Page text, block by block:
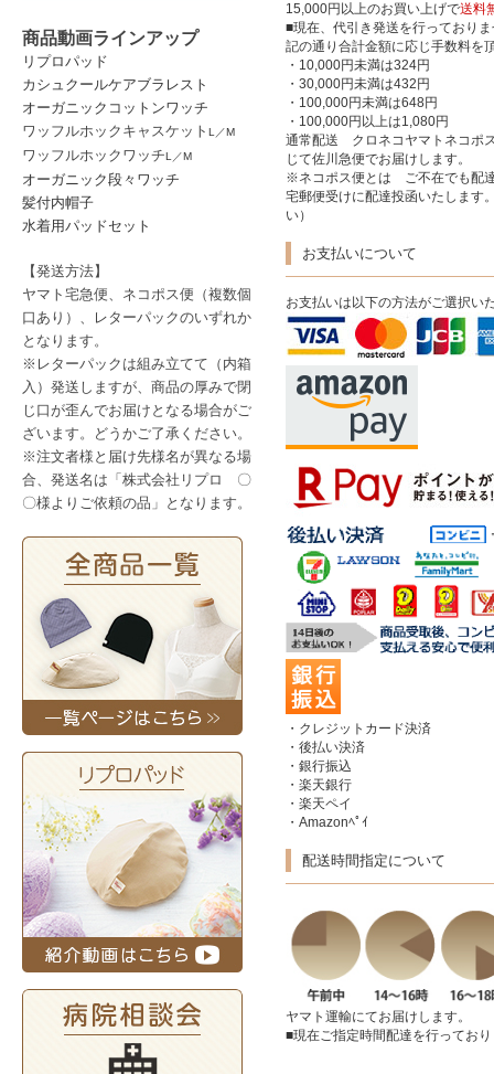
15,000円以上のお買い上げで送料
■現在、代引き発送を行っており
記の通り合計金額に応じ手数料を
・10,000円未満は324円
・30,000円未満は432円
・100,000円未満は648円
・100,000円以上は1,080円
通常配送 クロネコヤマトネコポ
じて佐川急便でお届けします。
※ネコポス便とは ご不在でも配
宅郵便受けに配達投函いたします
い）
お支払いについて
お支払いは以下の方法がご選択い
・クレジットカード決済
・後払い決済
・銀行振込
・楽天銀行
・楽天ペイ
・Amazonﾍﾟｲ
配送時間指定について
ヤマト運輸にてお届けします。
■現在ご指定時間配達を行ってお
商品動画ラインアップ
リプロパッド
カシュクールケアブラレスト
オーガニックコットンワッチ
ワッフルホックキャスケット L ／M
ワッフルホックワッチL ／M
オーガニック段々ワッチ
髪付内帽子
水着用パッドセット
【発送方法】
ヤマト宅急便、ネコポス便 （複数個
口あり） 、レターパックのいずれか
となります。
※レターパックは組み立てて（内箱
入）発送しますが、商品の厚みで閉
じ口が歪んでお届けとなる場合がご
ざいます。どうかご了承ください。
※注文者様と届け先様名が異なる場
合、発送名は「株式会社リプロ 〇
〇様よりご依頼の品」となります。